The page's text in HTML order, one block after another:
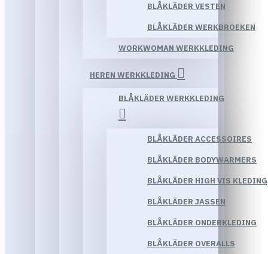
BLÅKLÄDER VESTEN
BLÅKLÄDER WERKBROEKEN
WORKWOMAN WERKKLEDING
HEREN WERKKLEDING
BLÅKLÄDER WERKKLEDING
BLÅKLÄDER ACCESSOIRES
BLÅKLÄDER BODYWARMERS
BLÅKLÄDER HIGH VIS KLEDING
BLÅKLÄDER JASSEN
BLÅKLÄDER ONDERKLEDING
BLÅKLÄDER OVERALLS